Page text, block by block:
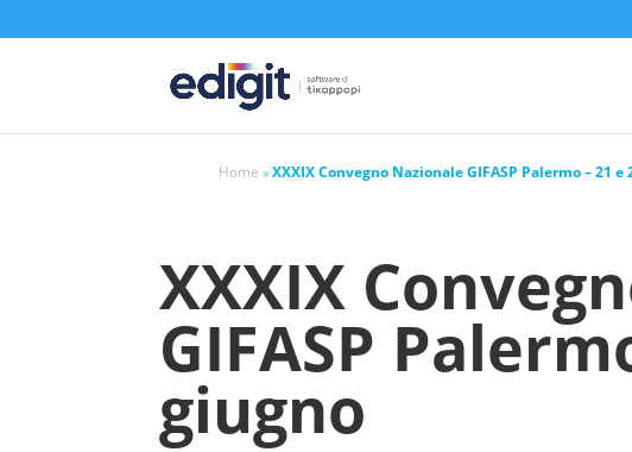
Home »XXXIX Convegno Nazionale GIFASP Palermo – 21 e
XXXIX
GIFASP
giugno